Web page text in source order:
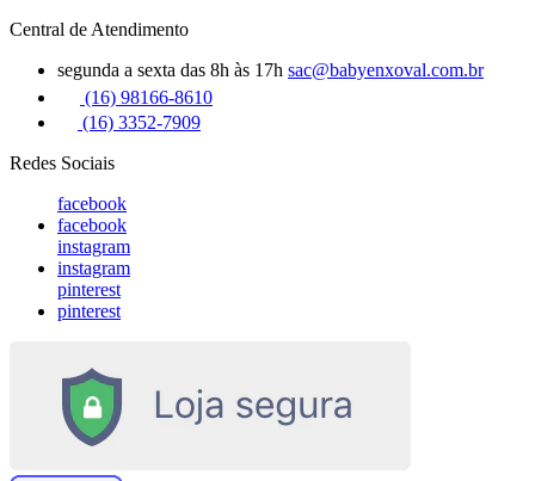
Central de Atendimento
segunda a sexta das 8h às 17h sac@babyenxoval.com.br
(16) 98166-8610
(16) 3352-7909
Redes Sociais
facebook
facebook
instagram
instagram
pinterest
pinterest